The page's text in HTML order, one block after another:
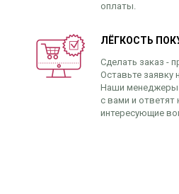
оплаты.
ЛЁГКОСТЬ
Сделать заказ -
Оставьте заявку
Наши менеджеры
с вами и ответят
интересующие